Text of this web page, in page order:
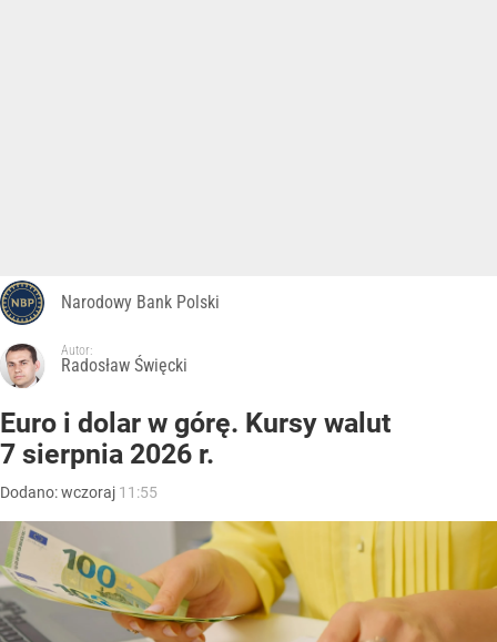
Narodowy Bank Polski
Autor:
Radosław Święcki
Euro i dolar w górę. Kursy walut
7 sierpnia 2026 r.
Dodano:wczoraj 11:55